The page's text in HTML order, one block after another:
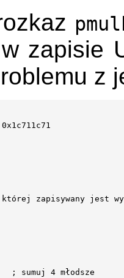
w zapisie
z
zapisywany jest
; sumuj 4 młodsze